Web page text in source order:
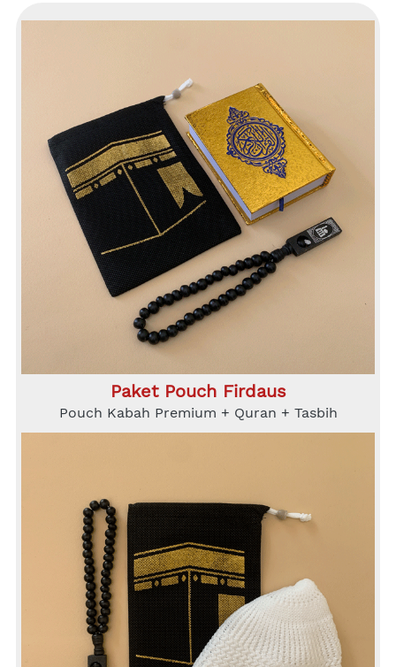
Paket Pouch Firdaus
Pouch Kabah Premium + Quran + Tasbih